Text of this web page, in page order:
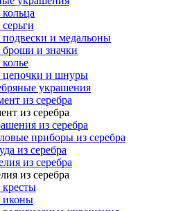
и медальоны
и значки
цепочки и шнуры
украшения
из серебра
из серебра
из серебра
приборы из серебра
из серебра
из серебра
из серебра
иконы